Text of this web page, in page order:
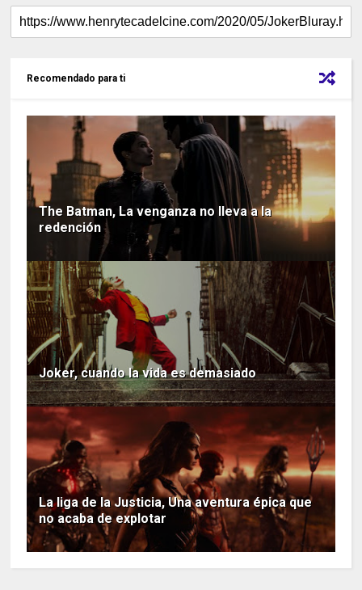
Recomendado para ti
The Batman, La venganza no lleva a la
redención
Joker, cuando la vida es demasiado
La liga de la Justicia, Una aventura épica que
no acaba de explotar